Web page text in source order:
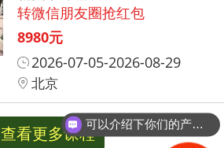
转微信朋友圈抢红包
8980元
2026-07-05-2026-08-29
北京
查看更多课程 可以介绍下你们的产品么？